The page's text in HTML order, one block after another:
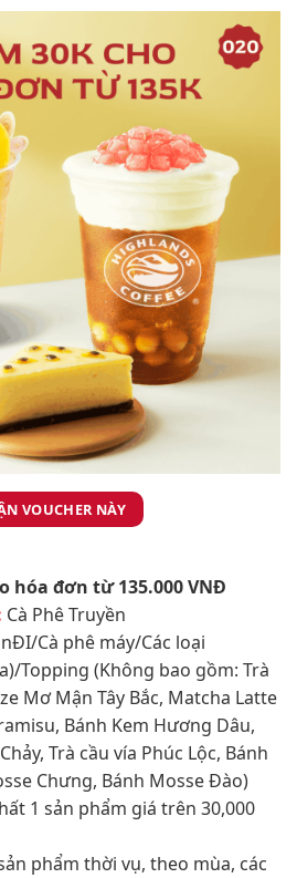
VOUCHER NÀY
hóa đơn từ 135.000 VNĐ​
Cà Phê Truyền
Cà phê máy/Các loại
Topping (Không bao gồm: Trà
Mơ Mận Tây Bắc, Matcha Latte
Bánh Kem Hương Dâu,
Trà cầu vía Phúc Lộc, Bánh
Chưng, Bánh Mosse Đào)
1 sản phẩm giá trên 30,000
phẩm thời vụ, theo mùa, các